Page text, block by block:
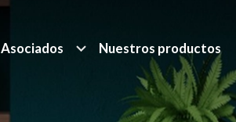
Asociados Nuestros productos